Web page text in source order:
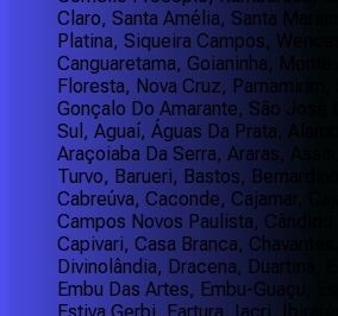
Claro, Santa Amélia, Santa
Platina, Siqueira Campos,
Canguaretama, Goianinha,
Floresta, Nova Cruz, Parnamirim,
Gonçalo Do Amarante, São José
Sul, Aguaí, Águas Da Prata,
Araçoiaba Da Serra, Araras,
Turvo, Barueri, Bastos,
Cabreúva, Caconde, Cajamar,
Campos Novos Paulista, Cândido
Capivari, Casa Branca,
Divinolândia, Dracena, Duartina,
Embu Das Artes, Embu-Guaçu,